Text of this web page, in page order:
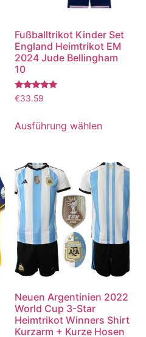
Fußballtrikot Kinder Set
England Heimtrikot EM
2024 Jude Bellingham
10
Bewertet
mit
von 5
€33.59
Ausführung wählen
Neuen Argentinien 2022
World Cup 3-Star
Heimtrikot Winners Shirt
Kurzarm + Kurze Hosen